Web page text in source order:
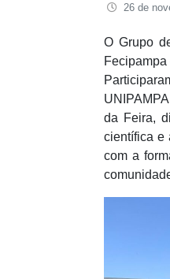
26 de
O Grupo
da Feira,
científica e
com a